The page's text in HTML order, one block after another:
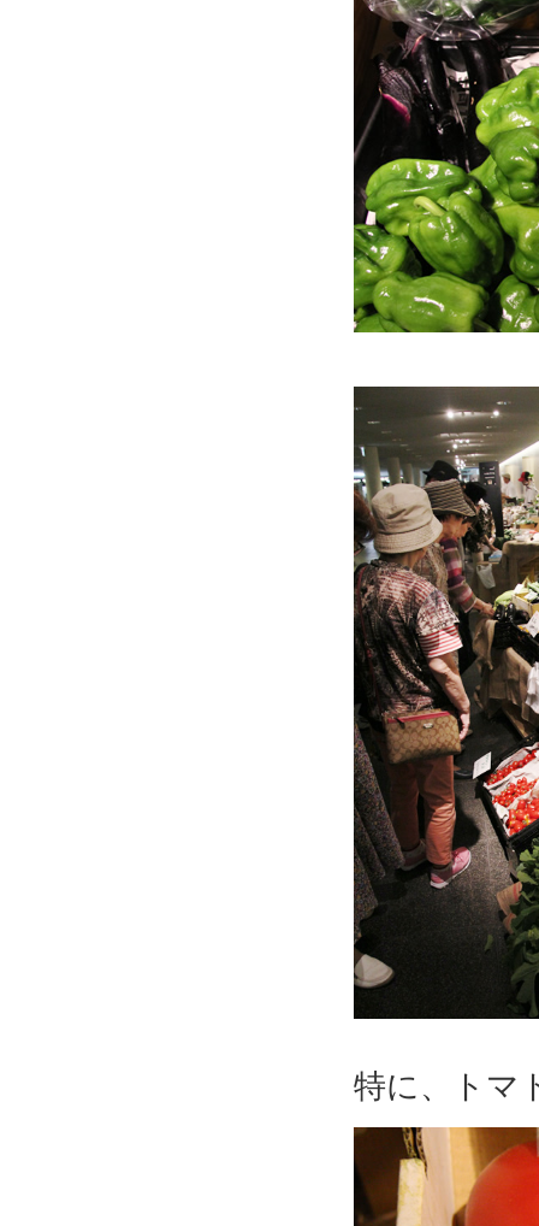
特に、トマ